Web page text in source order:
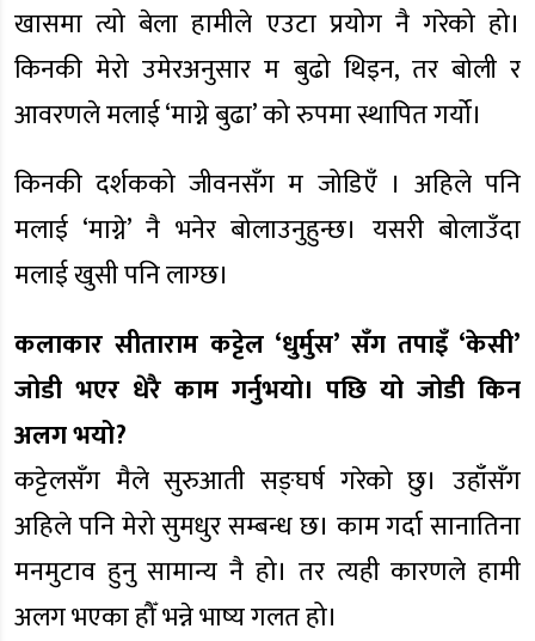
खासमा त्यो बेला हामीले एउटा प्रयोग नै गरेको हो।
किनकी मेरो उमेरअनुसार म बुढो थिइन, तर बोली र
आवरणले मलाई ‘माग्ने बुढा’ को रुपमा स्थापित गर्यो।
किनकी दर्शकको जीवनसँग म जोडिएँ । अहिले पनि
मलाई ‘माग्ने’ नै भनेर बोलाउनुहुन्छ। यसरी बोलाउँदा
मलाई खुसी पनि लाग्छ।
कलाकार सीताराम कट्टेल ‘धुर्मुस’ सँग तपाइँ ‘केसी’
जोडी भएर धेरै काम गर्नुभयो। पछि यो जोडी किन
अलग भयो?
कट्टेलसँग मैले सुरुआती सङ्घर्ष गरेको छु। उहाँसँग
अहिले पनि मेरो सुमधुर सम्बन्ध छ। काम गर्दा सानातिना
मनमुटाव हुनु सामान्य नै हो। तर त्यही कारणले हामी
अलग भएका हौँ भन्ने भाष्य गलत हो।